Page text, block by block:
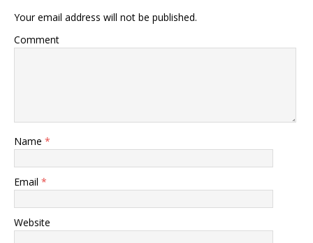
Your email address will not be published.
Comment
Name *
Email *
Website